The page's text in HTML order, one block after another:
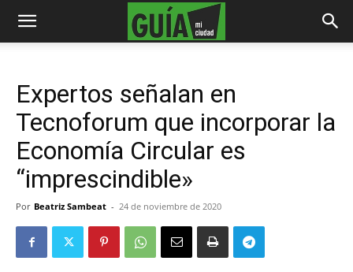
Expertos señalan en
Tecnoforum que incorporar la
Economía Circular es
“imprescindible»
Por Beatriz Sambeat - 24 de noviembre de 2020